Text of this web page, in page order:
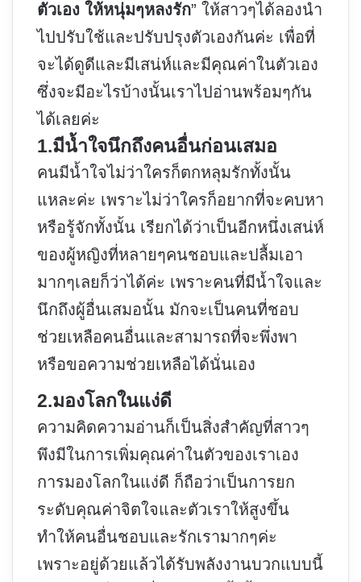
ตัวเอง ให้หนุ่มๆหลงรัก” ให้สาวๆได้ลองนำ
ไปปรับใช้และปรับปรุงตัวเองกันค่ะ เพื่อที่
จะได้ดูดีและมีเสน่ห์และมีคุณค่าในตัวเอง
ซึ่งจะมีอะไรบ้างนั้นเราไปอ่านพร้อมๆกัน
ได้เลยค่ะ
1.มีน้ำใจนึกถึงคนอื่นก่อนเสมอ
คนมีน้ำใจไม่ว่าใครก็ตกหลุมรักทั้งนั้น
แหละค่ะ เพราะไม่ว่าใครก็อยากที่จะคบหา
หรือรู้จักทั้งนั้น เรียกได้ว่าเป็นอีกหนึ่งเสน่ห์
ของผู้หญิงที่หลายๆคนชอบและปลื้มเอา
มากๆเลยก็ว่าได้ค่ะ เพราะคนที่มีน้ำใจและ
นึกถึงผู้อื่นเสมอนั้น มักจะเป็นคนที่ชอบ
ช่วยเหลือคนอื่นและสามารถที่จะพึ่งพา
หรือขอความช่วยเหลือได้นั่นเอง
2.มองโลกในแง่ดี
ความคิดความอ่านก็เป็นสิ่งสำคัญที่สาวๆ
พึงมีในการเพิ่มคุณค่าในตัวของเราเอง
การมองโลกในแง่ดี ก็ถือว่าเป็นการยก
ระดับคุณค่าจิตใจและตัวเราให้สูงขึ้น
ทำให้คนอื่นชอบและรักเรามากๆค่ะ
เพราะอยู่ด้วยแล้วได้รับพลังงานบวกแบบนี้